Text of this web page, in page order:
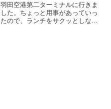
羽田空港第二ターミナルに行きま
した。ちょっと用事があっていっ
たので、ランチをサクッとしなけ